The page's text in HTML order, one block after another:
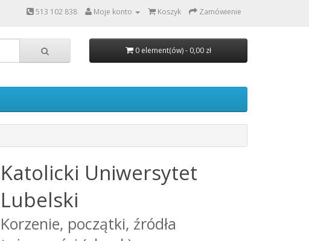
513 102 838 Moje konto Koszyk Zamówienie
0 element(ów) - 0,00 zł
Katolicki Uniwersytet
Lubelski
Korzenie, początki, źródła